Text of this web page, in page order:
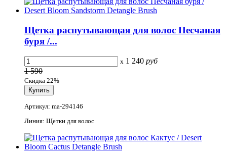
Щетка распутывающая для волос Песчаная
буря /...
x 1 240 руб
1 590
Скидка 22%
Артикул: ma-294146
Линия: Щетки для волос